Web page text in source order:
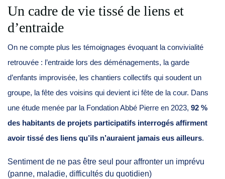
Un cadre de vie tissé de liens et
d’entraide
On ne compte plus les témoignages évoquant la convivialité
retrouvée : l’entraide lors des déménagements, la garde
d’enfants improvisée, les chantiers collectifs qui soudent un
groupe, la fête des voisins qui devient ici fête de la cour. Dans
une étude menée par la Fondation Abbé Pierre en 2023, 92 %
des habitants de projets participatifs interrogés affirment
avoir tissé des liens qu’ils n’auraient jamais eus ailleurs.
Sentiment de ne pas être seul pour affronter un imprévu
(panne, maladie, difficultés du quotidien)